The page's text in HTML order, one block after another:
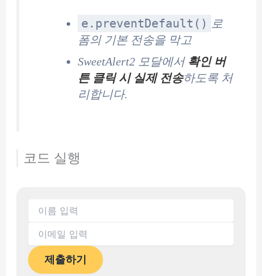
e.preventDefault()
로
폼의 기본 전송을 막고
SweetAlert2 모달에서 확인 버
튼 클릭 시 실제 전송하도록 처
리합니다.
코드 실행
제출하기